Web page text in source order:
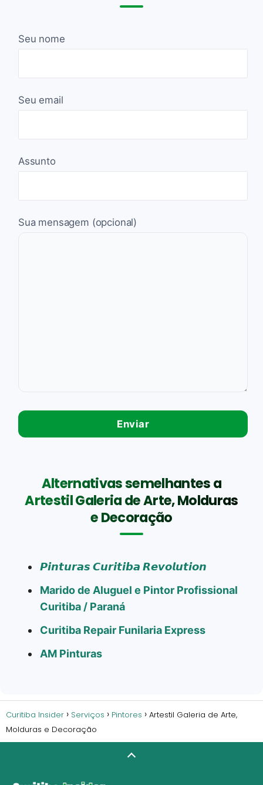
Seu nome
Seu email
Assunto
Sua mensagem (opcional)
Alternativas semelhantes a
Artestil Galeria de Arte, Molduras
e Decoração
𝙋𝙞𝙣𝙩𝙪𝙧𝙖𝙨 𝘾𝙪𝙧𝙞𝙩𝙞𝙗𝙖 𝙍𝙚𝙫𝙤𝙡𝙪𝙩𝙞𝙤𝙣
Marido de Aluguel e Pintor Profissional
Curitiba / Paraná
Curitiba Repair Funilaria Express
AM Pinturas
Curitiba Insider Serviços Pintores
Artestil Galeria de Arte,
Molduras e Decoração